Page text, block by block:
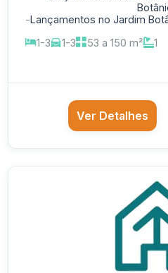
-Lançamentos no Jardim
1-3
1-3 53 a 150 m² 1
Ver Detalhes